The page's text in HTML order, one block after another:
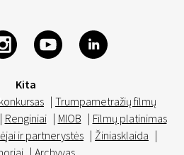
Kita
| Trumpametražių filmų
| Renginiai | MIOB | Filmų platinimas
ir partnerystės | Žiniasklaida |